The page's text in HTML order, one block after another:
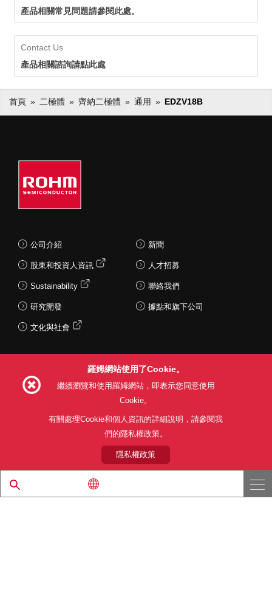
應，即使在生命週期長的應用中也
可以放心採用。
產品相關常見問題請參閱此處。
Contact Us
產品相關諮詢請點此處
首頁 二極體 齊納二極體 通用 EDZV18B
公司介紹
股東和投資人資訊
Sustainability
研究開發
文化與社會
新聞
人才招募
聯絡我們
據點和旗下公司
利用目的 隱私權政策
關於本公司產品銷售之標準條款(PDF)
© 1997 - 2026 ROHM CO., LTD. ALL RIGHTS RESERVED.
羅姆網站使用了Cookie。
繼續瀏覽和使用羅姆網站，即表示您同意使用
Cookie。
有關處理Cookie和個人資訊的詳細說明，請參閱我
們的隱私權政策。
隱私權政策